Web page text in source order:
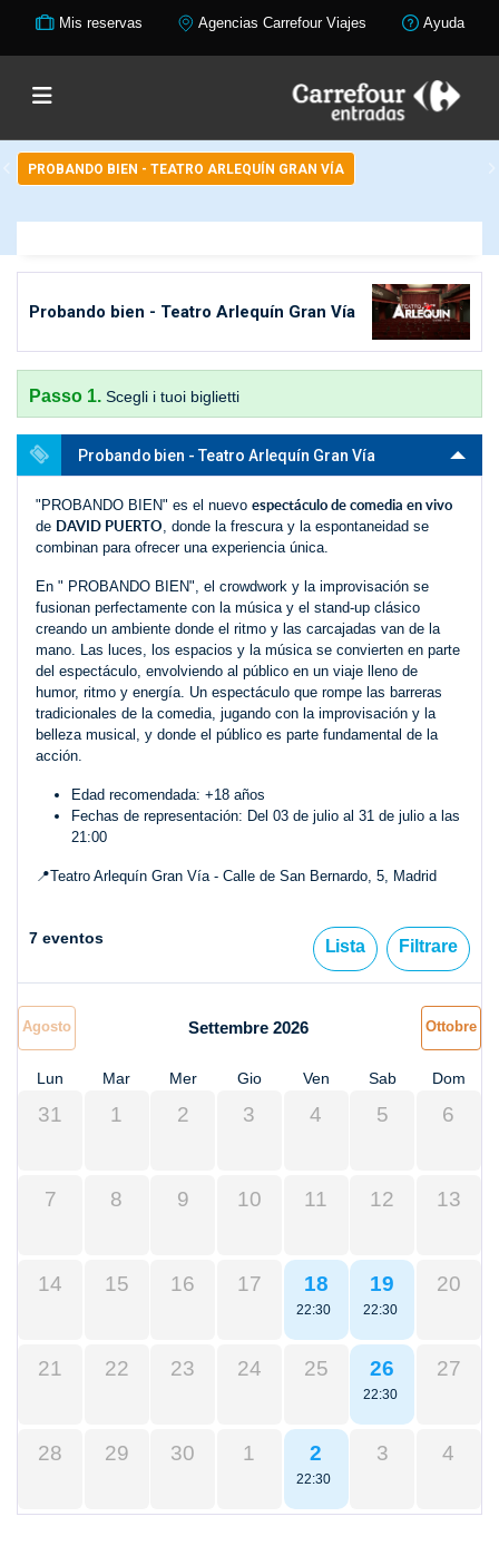
Mis reservas Agencias Carrefour Viajes Ayuda
PROBANDO BIEN - TEATRO ARLEQUÍN GRAN VÍA
Probando bien - Teatro Arlequín Gran Vía
Passo 1. Scegli i tuoi biglietti
Probando bien - Teatro Arlequín Gran Vía
"PROBANDO BIEN" es el nuevo espectáculo de comedia en vivo
de DAVID PUERTO , donde la frescura y la espontaneidad se
combinan para ofrecer una experiencia única.
En " PROBANDO BIEN", el crowdwork y la improvisación se
fusionan perfectamente con la música y el stand-up clásico
creando un ambiente donde el ritmo y las carcajadas van de la
mano. Las luces, los espacios y la música se convierten en parte
del espectáculo, envolviendo al público en un viaje lleno de
humor, ritmo y energía. Un espectáculo que rompe las barreras
tradicionales de la comedia, jugando con la improvisación y la
belleza musical, y donde el público es parte fundamental de la
acción.
Edad recomendada: +18 años
Fechas de representación: Del 03 de julio al 31 de julio a las
21:00
📍Teatro Arlequín Gran Vía - Calle de San Bernardo, 5, Madrid
7 eventos Lista Filtrare
Agosto Settembre 2026 Ottobre
Lun Mar Mer Gio Ven Sab Dom
31 1 2 3 4 5 6
7 8 9 10 11 12 13
14 15 16 17 18
22:30
19
22:30
20
21 22 23 24 25 26
22:30
27
28 29 30 1 2
22:30
3 4